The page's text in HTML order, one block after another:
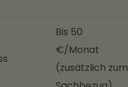
Bis 50
€/Monat
(zusätzlich zum